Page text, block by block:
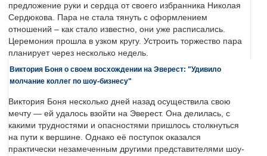
предложение руки и сердца от своего избранника Николая
Сердюкова. Пара не стала тянуть с оформлением
отношений – как стало известно, они уже расписались.
Церемония прошла в узком кругу. Устроить торжество пара
планирует через несколько недель.
Виктория Боня о своем восхождении на Эверест: "Удивило
молчание коллег по шоу-бизнесу"
Виктория Боня несколько дней назад осуществила свою
мечту — ей удалось взойти на Эверест. Она делилась, с
какими трудностями и опасностями пришлось столкнуться
на пути к вершине. Однако её поступок оказался
практически незамеченным другими представителями шоу-